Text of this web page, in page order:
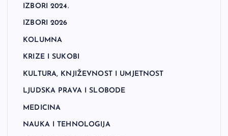
IZBORI 2024.
IZBORI 2026
KOLUMNA
KRIZE I SUKOBI
KULTURA, KNJIŽEVNOST I UMJETNOST
LJUDSKA PRAVA I SLOBODE
MEDICINA
NAUKA I TEHNOLOGIJA